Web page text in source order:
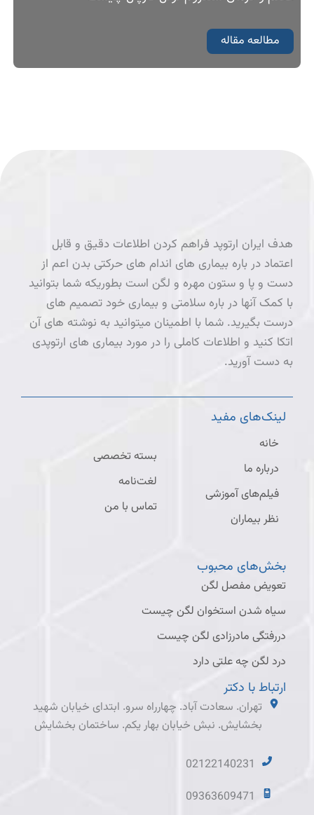
مطالعه مقاله
هدف ایران ارتوپد فراهم کردن اطلاعات دقیق و قابل
اعتماد در باره بیماری های اندام های حرکتی بدن اعم از
دست و پا و ستون مهره و لگن است بطوریکه شما بتوانید
با کمک آنها در باره سلامتی و بیماری خود تصمیم های
درست بگیرید. شما با اطمینان میتوانید به نوشته های آن
اتکا کنید و اطلاعات کاملی را در مورد بیماری های ارتوپدی
به دست آورید.
لینک‌های مفید
خانه
درباره ما
فیلم‌های آموزشی
نظر بیماران
بسته تخصصی
لغت‌نامه
تماس با من
بخش‌های محبوب
تعویض مفصل لگن
سیاه شدن استخوان لگن چیست
دررفتگی مادرزادی لگن چیست
درد لگن چه علتی دارد
ارتباط با دکتر
تهران. سعادت آباد. چهارراه سرو. ابتدای خیابان شهید
بخشایش. نبش خیابان بهار یکم. ساختمان بخشایش
02122140231
09363609471